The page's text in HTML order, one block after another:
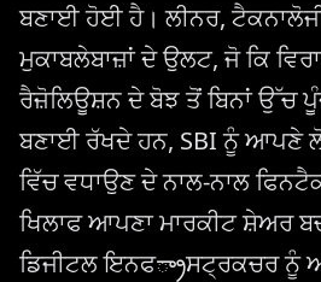
ਬਣਾਈ ਹੋਈ ਹੈ। ਲੀਨਰ,
ਮੁਕਾਬਲੇਬਾਜ਼ਾਂ ਦੇ ਉਲਟ, ਜੋ ਕਿ
ਰੈਜ਼ੋਲਿਊਸ਼ਨ ਦੇ ਬੋਝ ਤੋਂ ਬਿਨਾਂ ਉੱਚ
ਬਣਾਈ ਰੱਖਦੇ ਹਨ, SBI ਨੂੰ ਆਪਣੇ
ਵਿੱਚ ਵਧਾਉਣ ਦੇ ਨਾਲ-ਨਾਲ
ਖਿਲਾਫ ਆਪਣਾ ਮਾਰਕੀਟ ਸ਼ੇਅਰ
ਡਿਜੀਟਲ ਇਨਫ్రాਸਟ੍ਰਕਚਰ ਨੂੰ